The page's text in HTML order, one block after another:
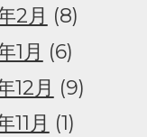
2月 (8)
1月 (6)
12月 (9)
11月 (1)